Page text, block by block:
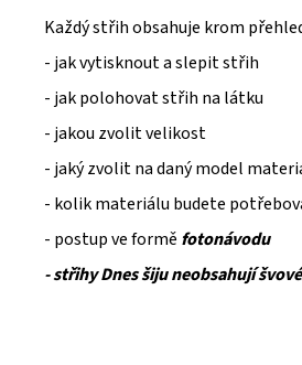
Každý střih obsahuje krom
- jak vytisknout a slepit střih
- jak polohovat střih na látku
- jakou zvolit velikost
- jaký zvolit na daný model
- kolik materiálu budete
- postup ve formě fotonávodu
- střihy Dnes šiju neobsahují